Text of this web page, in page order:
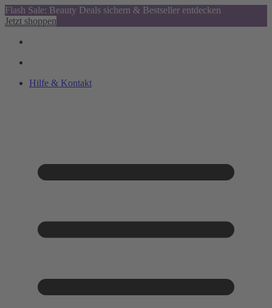
Flash Sale: Beauty Deals sichern & Bestseller entdecken
Jetzt shoppen
Hilfe & Kontakt